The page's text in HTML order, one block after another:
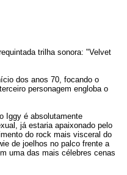
trilha sonora: "Velvet
dos anos 70, focando o
personagem engloba o
Iggy é absolutamente
já estaria apaixonado pelo
do rock mais visceral do
de joelhos no palco frente a
uma das mais célebres cenas